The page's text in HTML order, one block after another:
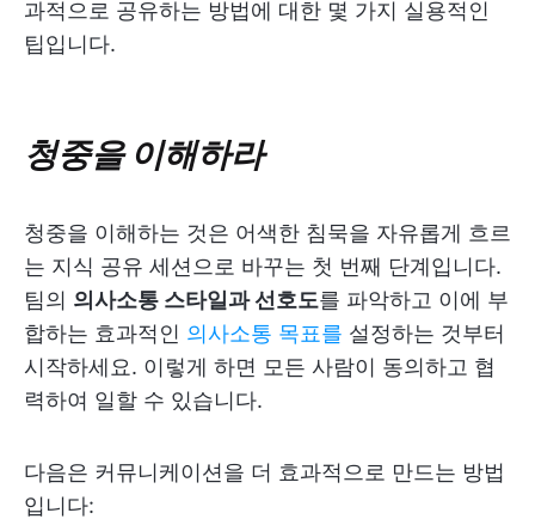
과적으로 공유하는 방법에 대한 몇 가지 실용적인
팁입니다.
청중을 이해하라
청중을 이해하는 것은 어색한 침묵을 자유롭게 흐르
는 지식 공유 세션으로 바꾸는 첫 번째 단계입니다.
팀의 의사소통 스타일과 선호도를 파악하고 이에 부
합하는 효과적인 의사소통 목표를 설정하는 것부터
시작하세요. 이렇게 하면 모든 사람이 동의하고 협
력하여 일할 수 있습니다.
다음은 커뮤니케이션을 더 효과적으로 만드는 방법
입니다: